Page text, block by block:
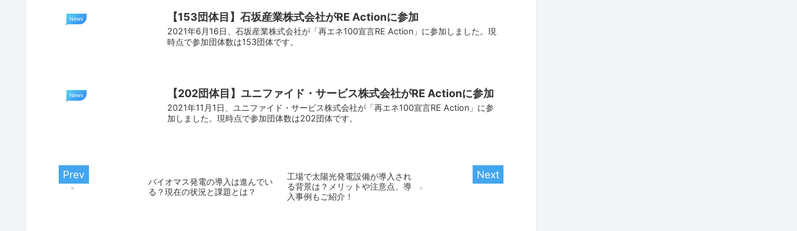
News 【153団体目】石坂産業株式会社がRE Actionに参加
2021年6月16日、石坂産業株式会社が「再エネ100宣言RE Action」に参加しました。現
時点で参加団体数は153団体です。
News 【202団体目】ユニファイド・サービス株式会社がRE Actionに参加
2021年11月1日、ユニファイド・サービス株式会社が「再エネ100宣言RE Action」に参
加しました。現時点で参加団体数は202団体です。
バイオマス発電の導入は進んでい
る？現在の状況と課題とは？
工場で太陽光発電設備が導入され
る背景は？メリットや注意点、導
入事例もご紹介！